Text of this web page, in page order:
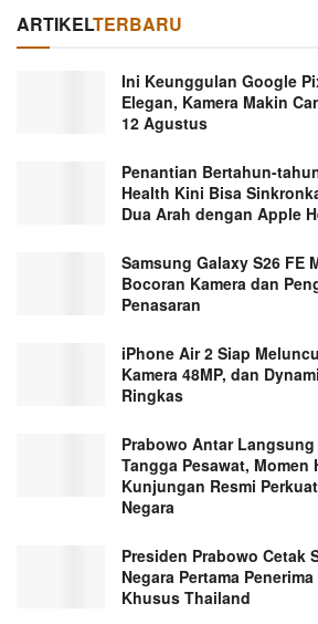
ARTIKELTERBARU
Ini Keunggulan Google
Elegan, Kamera Makin
12 Agustus
Penantian Bertahun-
Health Kini Bisa
Dua Arah dengan Apple
Samsung Galaxy S26 FE
Bocoran Kamera dan
Penasaran
iPhone Air 2 Siap
Kamera 48MP, dan
Ringkas
Prabowo Antar
Tangga Pesawat, Momen
Kunjungan Resmi
Negara
Presiden Prabowo Cetak
Negara Pertama
Khusus Thailand